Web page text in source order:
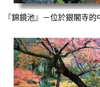
『錦鏡池』－位於銀閣寺